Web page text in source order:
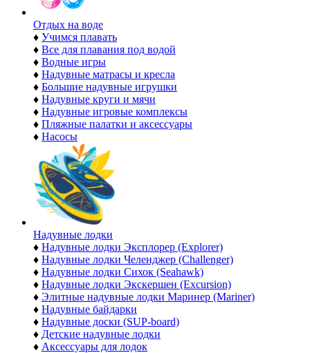
Отдых на воде
♦ Учимся плавать
♦ Все для плавания под водой
♦ Водные игры
♦ Надувные матрасы и кресла
♦ Большие надувные игрушки
♦ Надувные круги и мячи
♦ Надувные игровые комплексы
♦ Пляжные палатки и аксессуары
♦ Насосы
Надувные лодки
♦ Надувные лодки Эксплорер (Explorer)
♦ Надувные лодки Челенджер (Challenger)
♦ Надувные лодки Сихок (Seahawk)
♦ Надувные лодки Экскершен (Excursion)
♦ Элитные надувные лодки Маринер (Mariner)
♦ Надувные байдарки
♦ Надувные доски (SUP-board)
♦ Детские надувные лодки
♦ Аксессуары для лодок